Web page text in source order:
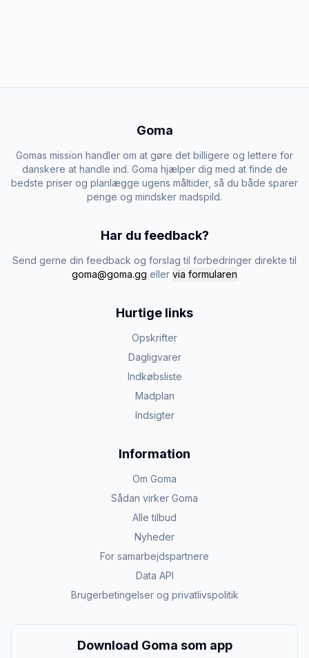
Goma
Gomas mission handler om at gøre det billigere og lettere for
danskere at handle ind. Goma hjælper dig med at finde de
bedste priser og planlægge ugens måltider, så du både sparer
penge og mindsker madspild.
Har du feedback?
Send gerne din feedback og forslag til forbedringer direkte til
goma@goma.gg eller via formularen
Hurtige links
Opskrifter
Dagligvarer
Indkøbsliste
Madplan
Indsigter
Information
Om Goma
Sådan virker Goma
Alle tilbud
Nyheder
For samarbejdspartnere
Data API
Brugerbetingelser og privatlivspolitik
Download Goma som app